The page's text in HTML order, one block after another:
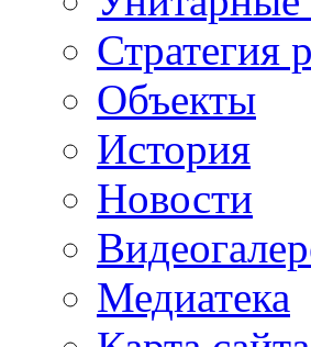
Стратегия
Объекты
История
Новости
Медиатека